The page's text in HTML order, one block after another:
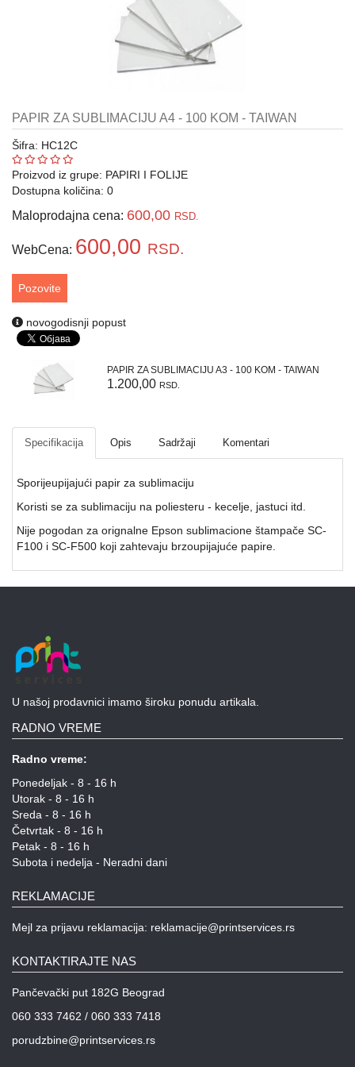
PEČATI
REPROMATERIJAL
POKLON
MATERIJAL
SUBLIMACIJU
PROMO
OPREMA
POTROŠNI
MATERIJAL
DELOVI
TERMO
PRESE
ŠTAMPAČI
MAŠINE
U
PAPIR ZA SUBLIMACIJU A4 - 100 KOM - TAIWAN
Šifra: HC12C
Proizvod iz grupe: PAPIRI I FOLIJE
Dostupna količina: 0
Maloprodajna cena: 600,00 RSD.
WebCena: 600,00 RSD.
Pozovite
novogodisnji popust
PAPIR ZA SUBLIMACIJU A3 - 100 KOM - TAIWAN
1.200,00 RSD.
Specifikacija Opis Sadržaji Komentari
Sporijeupijajući papir za sublimaciju
Koristi se za sublimaciju na poliesteru - kecelje, jastuci itd.
Nije pogodan za orignalne Epson sublimacione štampače SC-
F100 i SC-F500 koji zahtevaju brzoupijajuće papire.
U našoj prodavnici imamo široku ponudu artikala.
RADNO VREME
Radno vreme:
Ponedeljak - 8 - 16 h
Utorak - 8 - 16 h
Sreda - 8 - 16 h
Četvrtak - 8 - 16 h
Petak - 8 - 16 h
Subota i nedelja - Neradni dani
REKLAMACIJE
Mejl za prijavu reklamacija: reklamacije@printservices.rs
KONTAKTIRAJTE NAS
Pančevački put 182G Beograd
060 333 7462 / 060 333 7418
porudzbine@printservices.rs